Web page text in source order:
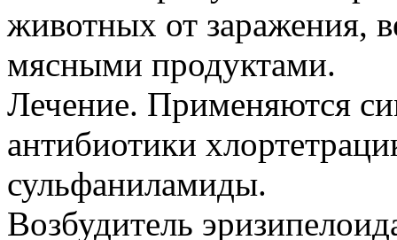
животных от заражения,
мясными продуктами.
Лечение. Применяются
антибиотики
сульфаниламиды.
Возбудитель